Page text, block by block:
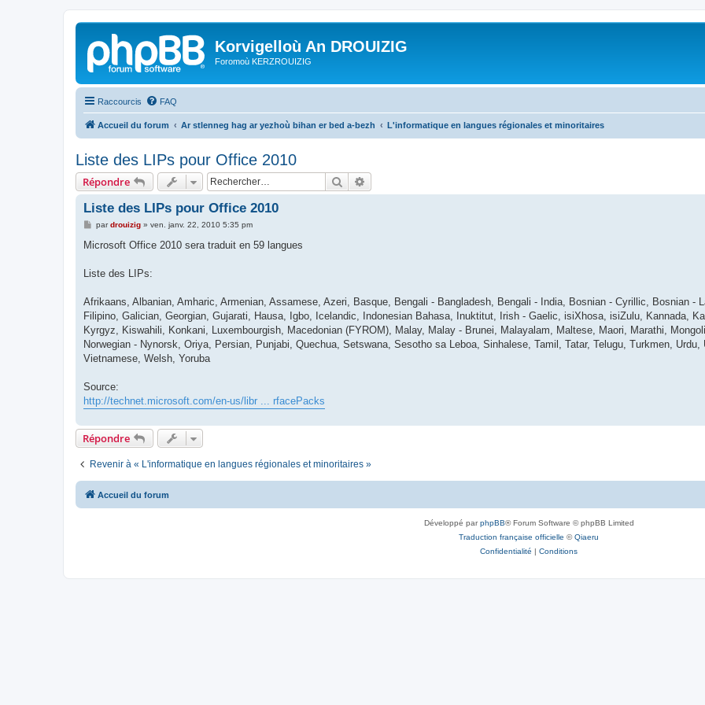
Korvigelloù An DROUIZIG
Foromoù KERZROUIZIG
Raccourcis FAQ
Accueil du forum Ar stlenneg hag ar yezhoù bihan er bed a-bezh L'informatique en langues régionales et minoritaires
Liste des LIPs pour Office 2010
Répondre Rechercher
Liste des LIPs pour Office 2010
M
s
g
pardrouizig» ven. janv. 22, 2010 5:35 pm
Microsoft Office 2010 sera traduit en 59 langues
Liste des LIPs:
Afrikaans, Albanian, Amharic, Armenian, Assamese, Azeri, Basque, Bengali - Bangladesh, Bengali - India, Bosnian - Cyrillic, Bosnian -
Filipino, Galician, Georgian, Gujarati, Hausa, Igbo, Icelandic, Indonesian Bahasa, Inuktitut, Irish - Gaelic, isiXhosa, isiZulu, Kannada,
Kyrgyz, Kiswahili, Konkani, Luxembourgish, Macedonian (FYROM), Malay, Malay - Brunei, Malayalam, Maltese, Maori, Marathi,
Norwegian - Nynorsk, Oriya, Persian, Punjabi, Quechua, Setswana, Sesotho sa Leboa, Sinhalese, Tamil, Tatar, Telugu, Turkmen, Urdu,
Vietnamese, Welsh, Yoruba
Source:
http://technet.microsoft.com/en-us/libr ... rfacePacks
Répondre
Revenir à « L'informatique en langues régionales et minoritaires »
Accueil du forum
Développé parphpBB® Forum Software © phpBB Limited
Traduction française officielle ©Qiaeru
Confidentialité | Conditions